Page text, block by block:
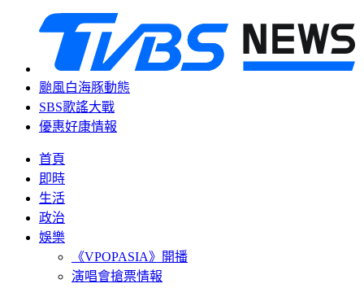
颱風白海豚動態
SBS歌謠大戰
優惠好康情報
首頁
即時
生活
政治
娛樂
《VPOPASIA》開播
演唱會搶票情報